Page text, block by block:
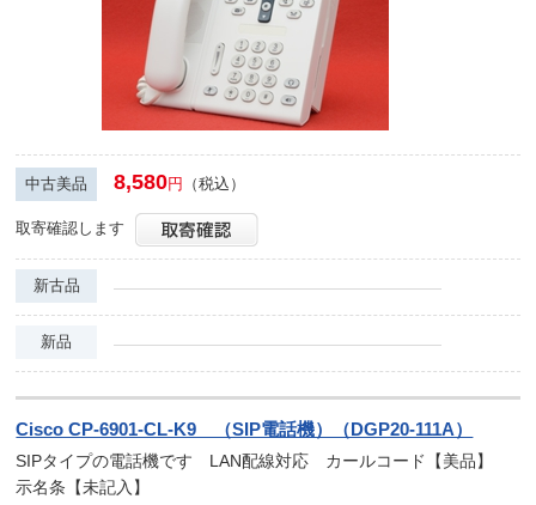
中古美品 8,580円 （税込）
取寄確認します
新古品
新品
Cisco CP-6901-CL-K9 （SIP電話機）（DGP20-111A）
SIPタイプの電話機です LAN配線対応 カールコード【美品】
示名条【未記入】